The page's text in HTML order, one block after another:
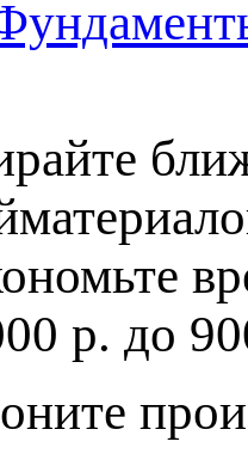
р. до